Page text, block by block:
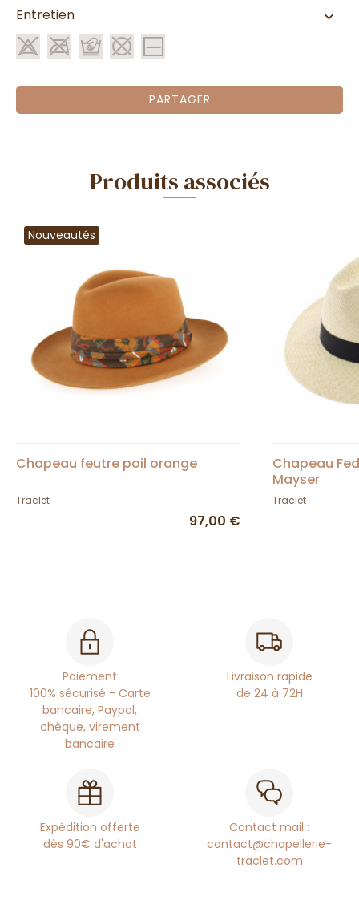
Entretien
PARTAGER
Produits associés
Nouveautés
Chapeau feutre poil orange
Traclet
97,00 €
Chapeau
Mayser
Traclet
Paiement
100% sécurisé - Carte
bancaire, Paypal,
chèque, virement
bancaire
Livraison rapide
de 24 à 72H
Expédition offerte
dès 90€ d'achat
Contact mail :
contact@chapellerie-
traclet.com